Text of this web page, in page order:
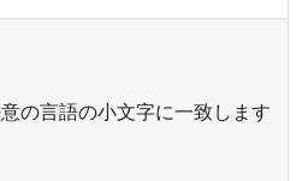
の言語の小文字に一致します